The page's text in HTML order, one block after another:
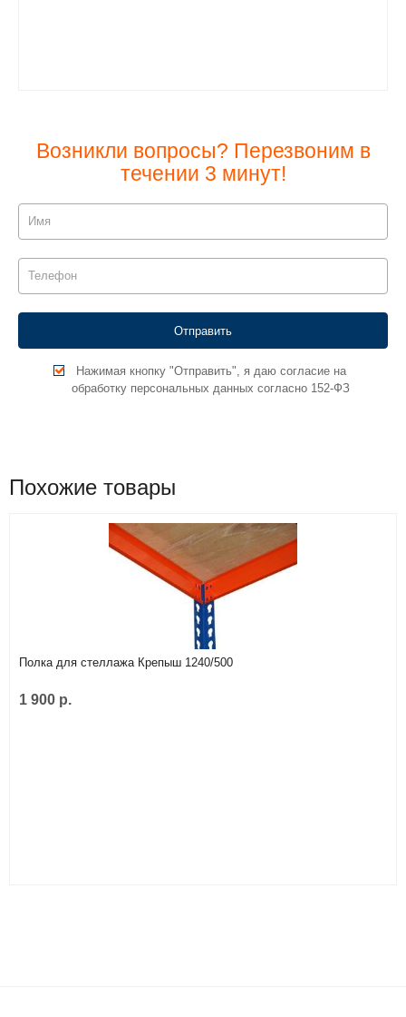
Возникли вопросы? Перезвоним в
течении 3 минут!
Нажимая кнопку "Отправить", я даю согласие на
обработку персональных данных согласно 152-ФЗ
Похожие товары
Полка для стеллажа Крепыш 1240/500
1 900 р.